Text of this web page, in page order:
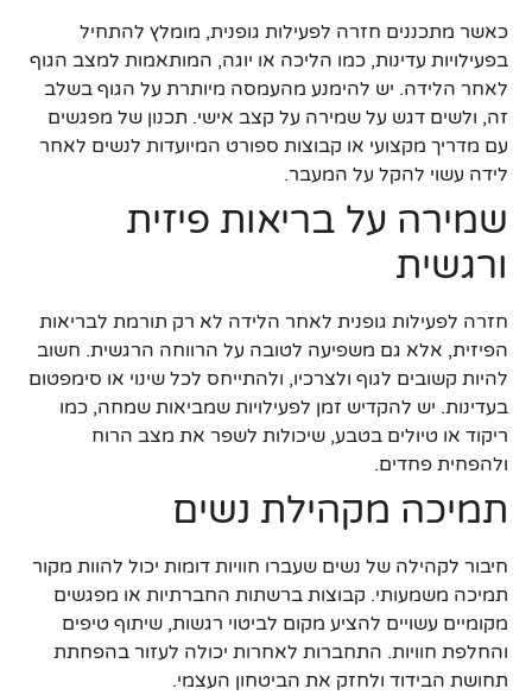
כאשר מתכננים חזרה לפעילות גופנית, מומלץ להתחיל
בפעילויות עדינות, כמו הליכה או יוגה, המותאמות למצב הגוף
לאחר הלידה. יש להימנע מהעמסה מיותרת על הגוף בשלב
זה, ולשים דגש על שמירה על קצב אישי. תכנון של מפגשים
עם מדריך מקצועי או קבוצות ספורט המיועדות לנשים לאחר
לידה עשוי להקל על המעבר.
שמירה על בריאות פיזית
ורגשית
חזרה לפעילות גופנית לאחר הלידה לא רק תורמת לבריאות
הפיזית, אלא גם משפיעה לטובה על הרווחה הרגשית. חשוב
להיות קשובים לגוף ולצרכיו, ולהתייחס לכל שינוי או סימפטום
בעדינות. יש להקדיש זמן לפעילויות שמביאות שמחה, כמו
ריקוד או טיולים בטבע, שיכולות לשפר את מצב הרוח
ולהפחית פחדים.
תמיכה מקהילת נשים
חיבור לקהילה של נשים שעברו חוויות דומות יכול להוות מקור
תמיכה משמעותי. קבוצות ברשתות החברתיות או מפגשים
מקומיים עשויים להציע מקום לביטוי רגשות, שיתוף טיפים
והחלפת חוויות. התחברות לאחרות יכולה לעזור בהפחתת
תחושת הבידוד ולחזק את הביטחון העצמי.